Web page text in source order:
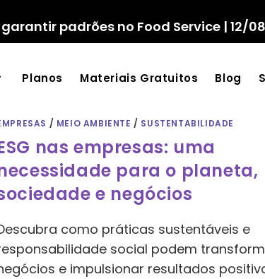
padrões no Food Service | 12/
Planos Materiais Gratuitos Blog
/ MEIO AMBIENTE / SUSTENTABILIDADE
nas empresas: uma
para o planeta,
e negócios
como práticas sustentáveis e
social podem
e impulsionar resultados